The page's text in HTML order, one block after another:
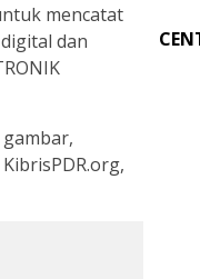
mencatat
dan